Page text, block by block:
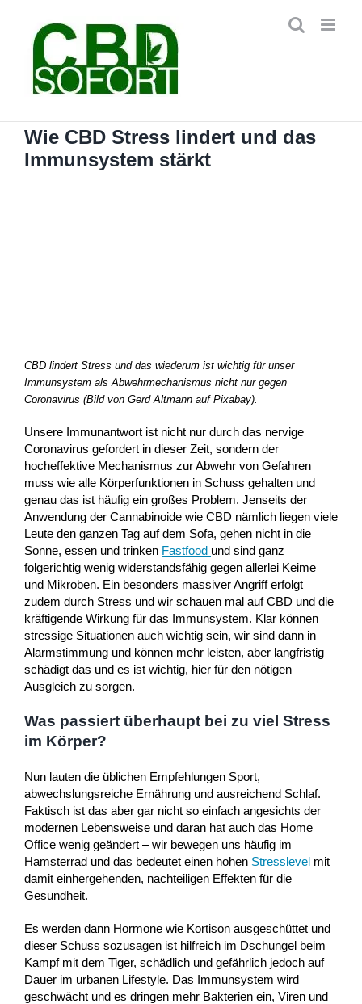
springen
Wie CBD Stress lindert und das
Immunsystem stärkt
CBD lindert Stress und das wiederum ist wichtig für unser
Immunsystem als Abwehrmechanismus nicht nur gegen
Coronavirus (Bild von Gerd Altmann auf Pixabay).
Unsere Immunantwort ist nicht nur durch das nervige
Coronavirus gefordert in dieser Zeit, sondern der
hocheffektive Mechanismus zur Abwehr von Gefahren
muss wie alle Körperfunktionen in Schuss gehalten und
genau das ist häufig ein großes Problem. Jenseits der
Anwendung der Cannabinoide wie CBD nämlich liegen viele
Leute den ganzen Tag auf dem Sofa, gehen nicht in die
Sonne, essen und trinken Fastfood und sind ganz
folgerichtig wenig widerstandsfähig gegen allerlei Keime
und Mikroben. Ein besonders massiver Angriff erfolgt
zudem durch Stress und wir schauen mal auf CBD und die
kräftigende Wirkung für das Immunsystem. Klar können
stressige Situationen auch wichtig sein, wir sind dann in
Alarmstimmung und können mehr leisten, aber langfristig
schädigt das und es ist wichtig, hier für den nötigen
Ausgleich zu sorgen.
Was passiert überhaupt bei zu viel Stress
im Körper?
Nun lauten die üblichen Empfehlungen Sport,
abwechslungsreiche Ernährung und ausreichend Schlaf.
Faktisch ist das aber gar nicht so einfach angesichts der
modernen Lebensweise und daran hat auch das Home
Office wenig geändert – wir bewegen uns häufig im
Hamsterrad und das bedeutet einen hohen Stresslevel mit
damit einhergehenden, nachteiligen Effekten für die
Gesundheit.
Es werden dann Hormone wie Kortison ausgeschüttet und
dieser Schuss sozusagen ist hilfreich im Dschungel beim
Kampf mit dem Tiger, schädlich und gefährlich jedoch auf
Dauer im urbanen Lifestyle. Das Immunsystem wird
geschwächt und es dringen mehr Bakterien ein, Viren und